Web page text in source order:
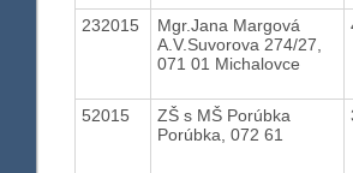
232015
Mgr.Jana Margová
A.V.Suvorova 274/27,
071 01 Michalovce
52015
ZŠ s MŠ Porúbka
Porúbka, 072 61